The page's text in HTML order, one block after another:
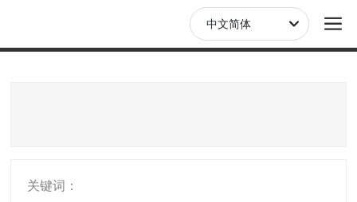
中文简体
关键词：